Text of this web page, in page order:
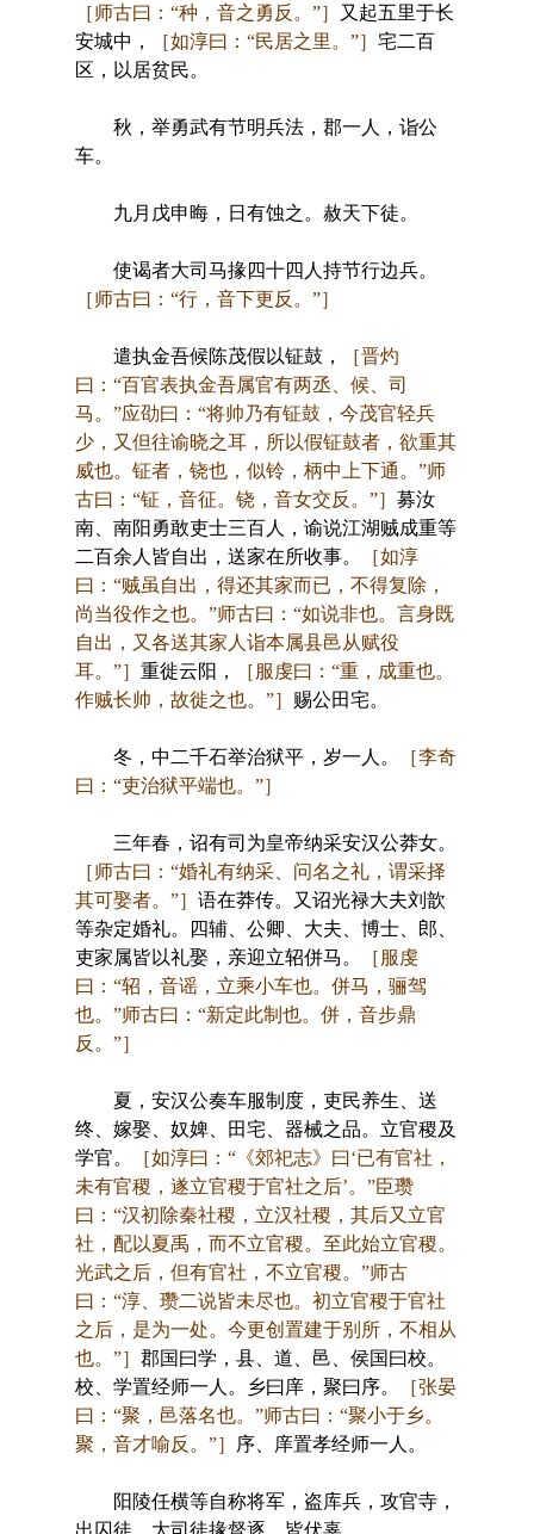
［师古曰：“种，音之勇反。”］
又起五里于长
安城中，
［如淳曰：“民居之里。”］ 宅二百
区，以居贫民。
秋，举勇武有节明兵法，郡一人，诣公
车。
九月戊申晦，日有蚀之。赦天下徒。
使谒者大司马掾四十四人持节行边兵。
［师古曰：“行，音下更反。”］
遣执金吾候陈茂假以钲鼓，
［晋灼
曰：“百官表执金吾属官有两丞、候、司
马。”应劭曰：“将帅乃有钲鼓，今茂官轻兵
少，又但往谕晓之耳，所以假钲鼓者，欲重其
威也。钲者，铙也，似铃，柄中上下通。”师
古曰：“钲，音征。铙，音女交反。”］ 募汝
南、南阳勇敢吏士三百人，谕说江湖贼成重等
二百余人皆自出，送家在所收事。
［如淳
曰：“贼虽自出，得还其家而已，不得复除，
尚当役作之也。”师古曰：“如说非也。言身既
自出，又各送其家人诣本属县邑从赋役
耳。”］ 重徙云阳，
［服虔曰：“重，成重也。
作贼长帅，故徙之也。”］ 赐公田宅。
冬，中二千石举治狱平，岁一人。
［李奇
曰：“吏治狱平端也。”］
三年春，诏有司为皇帝纳采安汉公莽女。
［师古曰：“婚礼有纳采、问名之礼，谓采择
其可娶者。”］ 语在莽传。又诏光禄大夫刘歆
等杂定婚礼。四辅、公卿、大夫、博士、郎、
吏家属皆以礼娶，亲迎立轺併马。
［服虔
曰：“轺，音谣，立乘小车也。併马，骊驾
也。”师古曰：“新定此制也。併，音步鼎
反。”］
夏，安汉公奏车服制度，吏民养生、送
终、嫁娶、奴婢、田宅、器械之品。立官稷及
学官。
［如淳曰：“《郊祀志》曰‘已有官社，
未有官稷，遂立官稷于官社之后’。”臣瓒
曰：“汉初除秦社稷，立汉社稷，其后又立官
社，配以夏禹，而不立官稷。至此始立官稷。
光武之后，但有官社，不立官稷。”师古
曰：“淳、瓒二说皆未尽也。初立官稷于官社
之后，是为一处。今更创置建于别所，不相从
也。”］ 郡国曰学，县、道、邑、侯国曰校。
校、学置经师一人。乡曰庠，聚曰序。
［张晏
曰：“聚，邑落名也。”师古曰：“聚小于乡。
聚，音才喻反。”］
序、庠置孝经师一人。
阳陵任横等自称将军，盗库兵，攻官寺，
出囚徒。大司徒掾督逐，皆伏辜。